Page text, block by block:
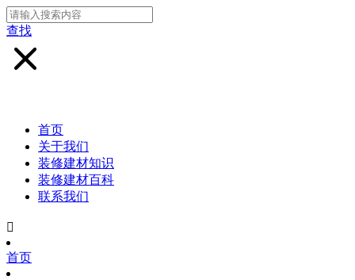
查找
首页
关于我们
装修建材知识
装修建材百科
联系我们

首页